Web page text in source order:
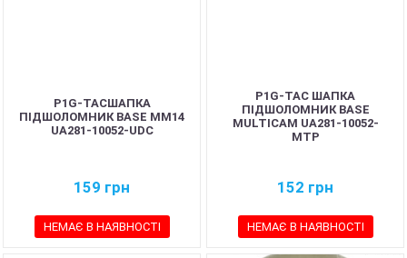
P1G-TACШАПКА
ПІДШОЛОМНИК BASE MM14
UA281-10052-UDC
159 грн
НЕМАЄ В НАЯВНОСТІ
P1G-TAC ШАПКА
ПІДШОЛОМНИК BASE
MULTICAM UA281-10052-
MTP
152 грн
НЕМАЄ В НАЯВНОСТІ